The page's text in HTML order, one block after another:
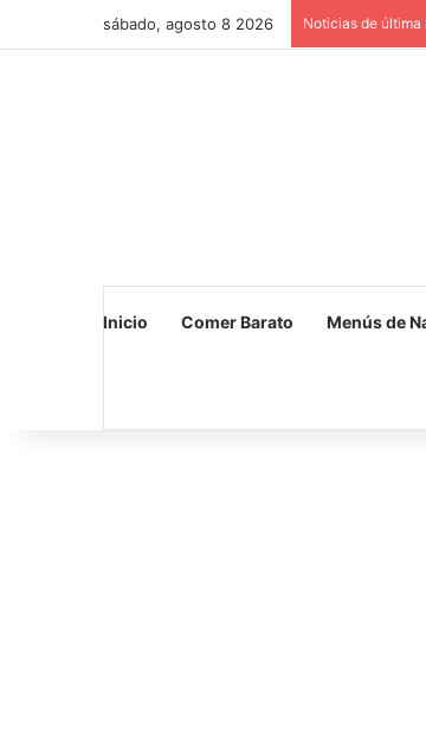
sábado, agosto 8 2026 Noticias de última
Inicio Comer Barato Menús de